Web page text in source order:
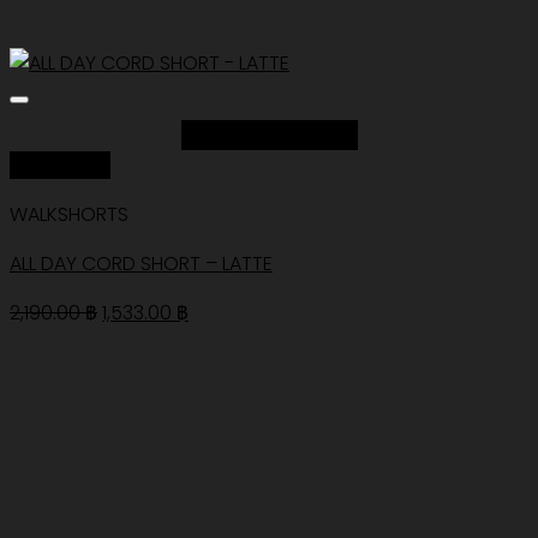
WALKSHORTS
ALL DAY CORD SHORT – LATTE
2,190.00฿Original
1,533.00 ฿